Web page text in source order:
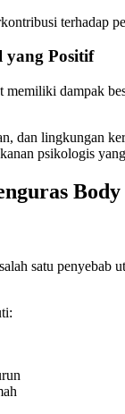
terhadap
yang Positif
memiliki dampak
dan lingkungan
psikologis
satu penyebab